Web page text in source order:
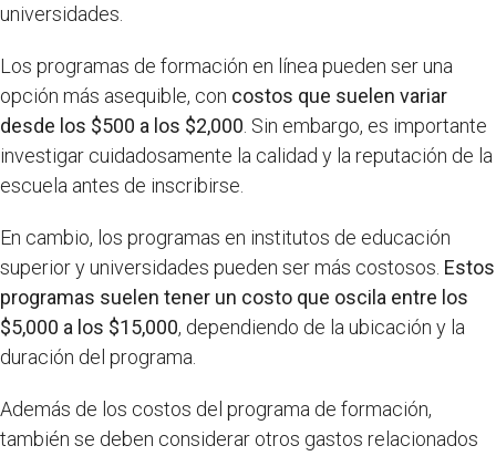
universidades.
Los programas de formación en línea pueden ser una
opción más asequible, con costos que suelen variar
desde los $500 a los $2,000 . Sin embargo, es importante
investigar cuidadosamente la calidad y la reputación de la
escuela antes de inscribirse.
En cambio, los programas en institutos de educación
superior y universidades pueden ser más costosos. Estos
programas suelen tener un costo que oscila entre los
$5,000 a los $15,000, dependiendo de la ubicación y la
duración del programa.
Además de los costos del programa de formación,
también se deben considerar otros gastos relacionados